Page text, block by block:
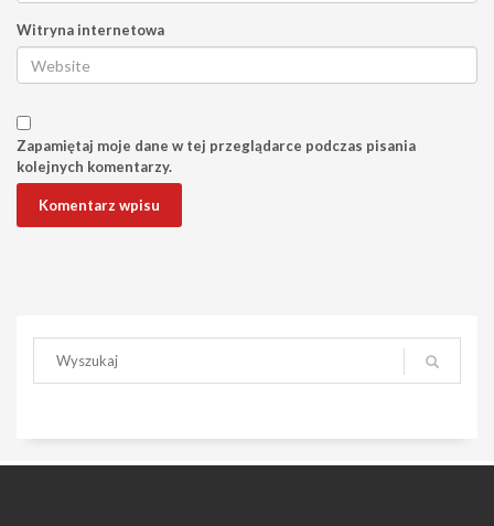
Witryna internetowa
Zapamiętaj moje dane w tej przeglądarce podczas pisania
kolejnych komentarzy.